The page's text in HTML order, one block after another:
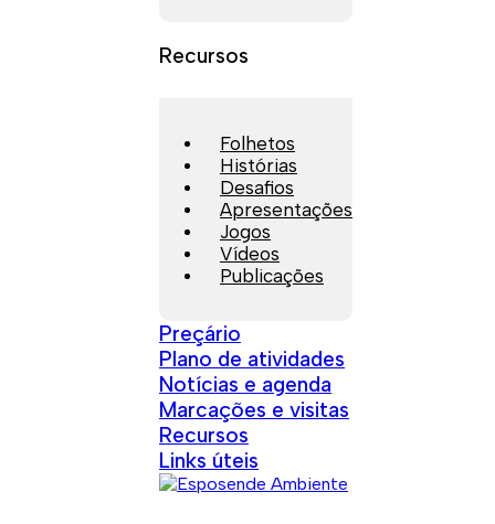
Recursos
Folhetos
Histórias
Desafios
Apresentações
Jogos
Vídeos
Publicações
Preçário
Plano de atividades
Notícias e agenda
Marcações e visitas
Recursos
Links úteis